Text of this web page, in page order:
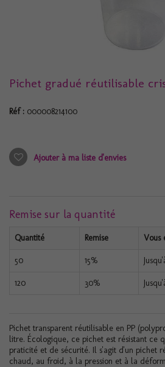
Pichet gradué réutilisable
Réf : 000008214100
Ajouter à ma liste d'envies
Remise sur la quantité
Quantité Remise Vous
50 15%
120 30%
Pichet transparent réutilisable en PP
litre. Écologique, ce pichet est résistant ce
praticité et de sécurité. Il s'agit d'un pichet
chaud, au froid, à la pression et à la